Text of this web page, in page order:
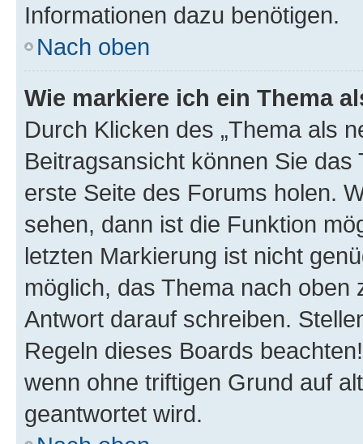
Informationen dazu benötigen.
Nach oben
Wie markiere ich ein Thema
Durch Klicken des „Thema als
Beitragsansicht können Sie
erste Seite des Forums holen.
sehen, dann ist die Funktion
letzten Markierung ist nicht
möglich, das Thema nach oben
Antwort darauf schreiben.
Regeln dieses Boards
wenn ohne triftigen Grund auf
geantwortet wird.